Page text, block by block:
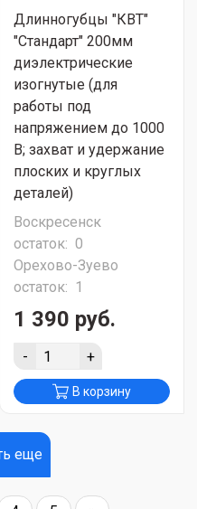
Длинногубцы "КВТ"
"Стандарт" 200мм
диэлектрические
изогнутые (для
работы под
напряжением до 1000
В; захват и удержание
плоских и круглых
деталей)
Воскресенск
остаток: 0
Орехово-Зуево
остаток: 1
1 390 руб.
- +
В корзину
еще